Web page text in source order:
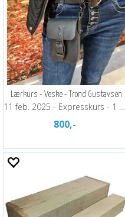
Lærkurs - Veske - Trond Gustavsen
11 feb. 2025 - Expresskurs - 1 kveld
800,-